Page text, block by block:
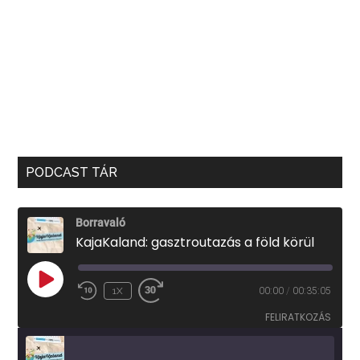
PODCAST TÁR
Borravaló
KajaKaland: gasztroutazás a föld körül
PLAY
EPISODE
1X 00:00 / 00:35:05
FELIRATKOZÁS